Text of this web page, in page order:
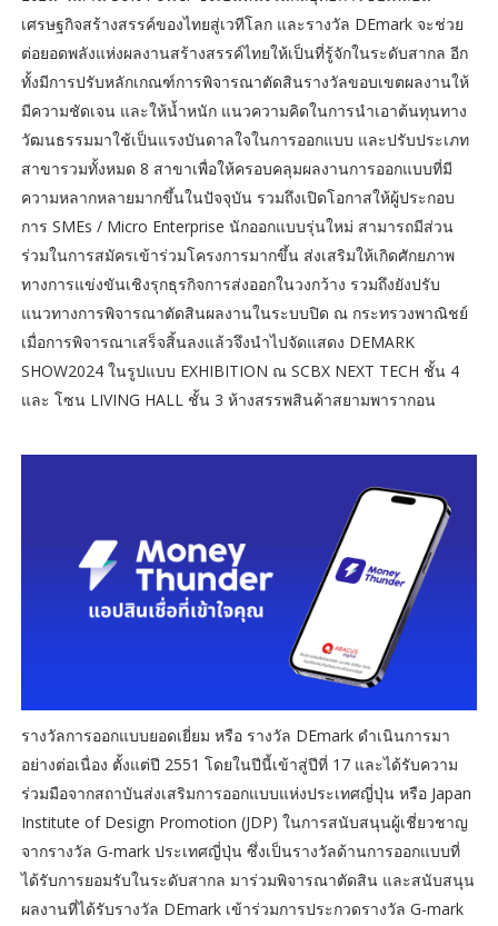
เศรษฐกิจสร้างสรรค์ของไทยสู่เวทีโลก และรางวัล DEmark จะช่วย
ต่อยอดพลังแห่งผลงานสร้างสรรค์ไทยให้เป็นที่รู้จักในระดับสากล อีก
ทั้งมีการปรับหลักเกณฑ์การพิจารณาตัดสินรางวัลขอบเขตผลงานให้
มีความชัดเจน และให้น้ำหนัก แนวความคิดในการนำเอาต้นทุนทาง
วัฒนธรรมมาใช้เป็นแรงบันดาลใจในการออกแบบ และปรับประเภท
สาขารวมทั้งหมด 8 สาขาเพื่อให้ครอบคลุมผลงานการออกแบบที่มี
ความหลากหลายมากขึ้นในปัจจุบัน รวมถึงเปิดโอกาสให้ผู้ประกอบ
การ SMEs / Micro Enterprise นักออกแบบรุ่นใหม่ สามารถมีส่วน
ร่วมในการสมัครเข้าร่วมโครงการมากขึ้น ส่งเสริมให้เกิดศักยภาพ
ทางการแข่งขันเชิงรุกธุรกิจการส่งออกในวงกว้าง รวมถึงยังปรับ
แนวทางการพิจารณาตัดสินผลงานในระบบปิด ณ กระทรวงพาณิชย์
เมื่อการพิจารณาเสร็จสิ้นลงแล้วจึงนำไปจัดแสดง DEMARK
SHOW2024 ในรูปแบบ EXHIBITION ณ SCBX NEXT TECH ชั้น 4
และ โซน LIVING HALL ชั้น 3 ห้างสรรพสินค้าสยามพารากอน
รางวัลการออกแบบยอดเยี่ยม หรือ รางวัล DEmark ดำเนินการมา
อย่างต่อเนื่อง ตั้งแต่ปี 2551 โดยในปีนี้เข้าสู่ปีที่ 17 และได้รับความ
ร่วมมือจากสถาบันส่งเสริมการออกแบบแห่งประเทศญี่ปุ่น หรือ Japan
Institute of Design Promotion (JDP) ในการสนับสนุนผู้เชี่ยวชาญ
จากรางวัล G-mark ประเทศญี่ปุ่น ซึ่งเป็นรางวัลด้านการออกแบบที่
ได้รับการยอมรับในระดับสากล มาร่วมพิจารณาตัดสิน และสนับสนุน
ผลงานที่ได้รับรางวัล DEmark เข้าร่วมการประกวดรางวัล G-mark